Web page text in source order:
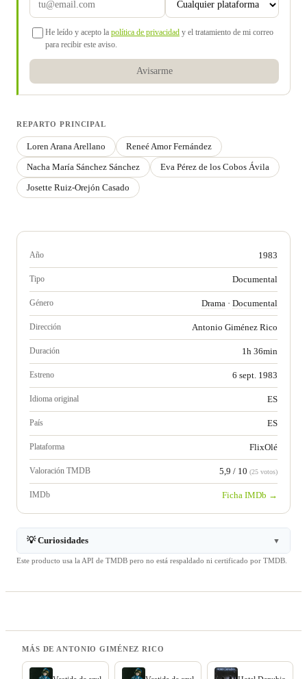
He leído y acepto la política de privacidad y el tratamiento de mi correo
para recibir este aviso.
Avisarme
REPARTO PRINCIPAL
Loren Arana Arellano
Reneé Amor Fernández
Nacha María Sánchez Sánchez
Eva Pérez de los Cobos Ávila
Josette Ruiz-Orejón Casado
Año 1983
Tipo Documental
Género Drama · Documental
Dirección Antonio Giménez Rico
Duración 1h 36min
Estreno 6 sept. 1983
Idioma original ES
País ES
Plataforma FlixOlé
Valoración TMDB 5,9 / 10 (25 votos)
IMDb Ficha IMDb →
💡 Curiosidades ▼
Este producto usa la API de TMDB pero no está respaldado ni certificado por TMDB.
MÁS DE ANTONIO GIMÉNEZ RICO